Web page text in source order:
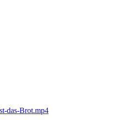
das-Brot.mp4